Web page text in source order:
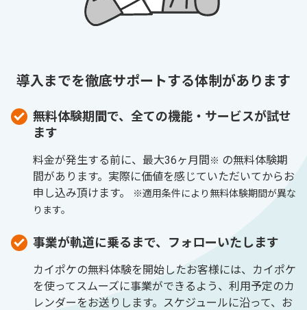
導入までを徹底サポートする体制があります
無料体験期間で、全ての機能・サービスが試せ
ます
料金が発生する前に、最大36ヶ月間※ の無料体験期
間があります。実際に価値を感じていただいてからお
申し込み頂けます。
※適用条件により無料体験期間が異な
ります。
事業が軌道に乗るまで、フォローいたします
カイポケの無料体験を開始したお客様には、カイポケ
を使ってスムーズに事業ができるよう、利用予定のカ
レンダーをお送りします。スケジュールに沿って、お